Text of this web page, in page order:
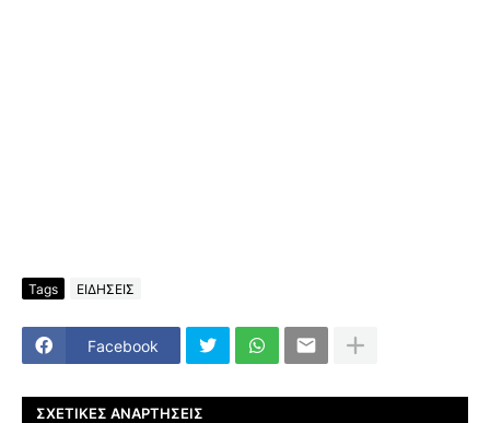
Tags ΕΙΔΗΣΕΙΣ
Facebook
ΣΧΕΤΙΚΈΣ ΑΝΑΡΤΉΣΕΙΣ